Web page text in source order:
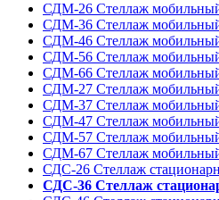
СДМ-26 Стеллаж
СДМ-36 Стеллаж
СДМ-46 Стеллаж
СДМ-56 Стеллаж
СДМ-66 Стеллаж
СДМ-27 Стеллаж
СДМ-37 Стеллаж
СДМ-47 Стеллаж
СДМ-57 Стеллаж
СДМ-67 Стеллаж
СДС-26 Стеллаж
СДС-36 Стеллаж